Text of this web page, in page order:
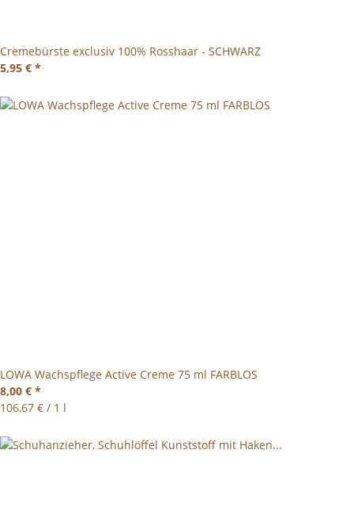
Cremebürste exclusiv 100% Rosshaar - SCHWARZ
5,95 € *
LOWA Wachspflege Active Creme 75 ml FARBLOS
8,00 € *
106,67 € / 1 l